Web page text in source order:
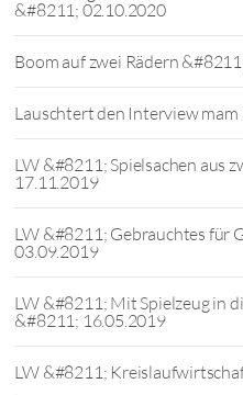
&#8211; 02.10.2020
Boom auf zwei Rädern
Lauschtert den Interview
LW &#8211; Spielsachen aus
17.11.2019
LW &#8211; Gebrauchtes für
03.09.2019
LW &#8211; Mit Spielzeug in
&#8211; 16.05.2019
LW &#8211;